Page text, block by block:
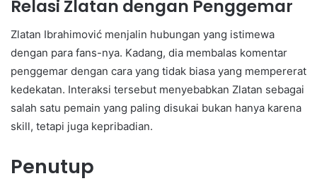
Relasi Zlatan dengan Penggemar
Zlatan Ibrahimović menjalin hubungan yang istimewa
dengan para fans-nya. Kadang, dia membalas komentar
penggemar dengan cara yang tidak biasa yang mempererat
kedekatan. Interaksi tersebut menyebabkan Zlatan sebagai
salah satu pemain yang paling disukai bukan hanya karena
skill, tetapi juga kepribadian.
Penutup